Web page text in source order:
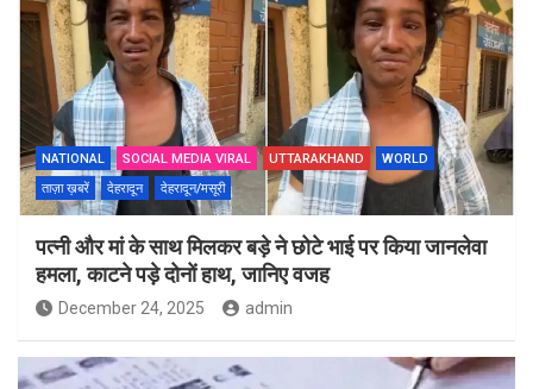
NATIONAL SOCIAL MEDIA VIRAL UTTARAKHAND
WORLD
ताज़ा ख़बरें
देहरादून देहरादून/मसूरी
पत्नी और मां के साथ मिलकर बड़े ने छोटे भाई पर किया जानलेवा
हमला, काटने पड़े दोनों हाथ, जानिए वजह
December 24, 2025 admin